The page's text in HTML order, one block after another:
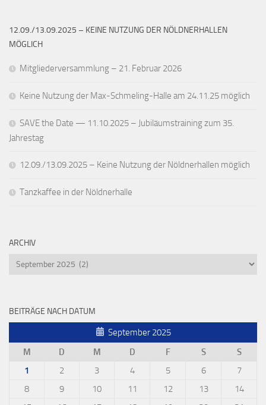
12.09./13.09.2025 – KEINE NUTZUNG DER NÖLDNERHALLEN
MÖGLICH
Mitgliederversammlung – 21. Februar 2026
Keine Nutzung der Max-Schmeling-Halle am 24.11.25 möglich
SAVE the Date — 11.10.2025 – Jubiläumstraining zum 35.
Jahrestag
12.09./13.09.2025 – Keine Nutzung der Nöldnerhallen möglich
Tanzkaffee in der Nöldnerhalle
ARCHIV
Archiv
BEITRÄGE NACH DATUM
September 2025
M
D M D F S
S
1
2 3 4 5 6
7
8
9 10 11 12 13
14